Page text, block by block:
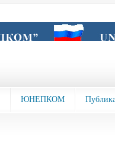
ЮНЕПКОМ